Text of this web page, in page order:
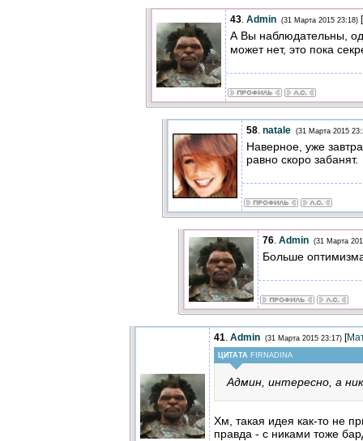
43. Admin (31 Марта 2015 23:18) [
А Вы наблюдательны,
может нет, это пока
58. natale (31 Марта 2015
Наверное, уже
равно скоро забанят.
76. Admin (31 Марта
Больше
41. Admin (31 Марта 2015 23:17) [
ЦИТАТА FIRNADINA
Админ, интересно, а
Хм, такая идея как-то не
правда - с никами тоже